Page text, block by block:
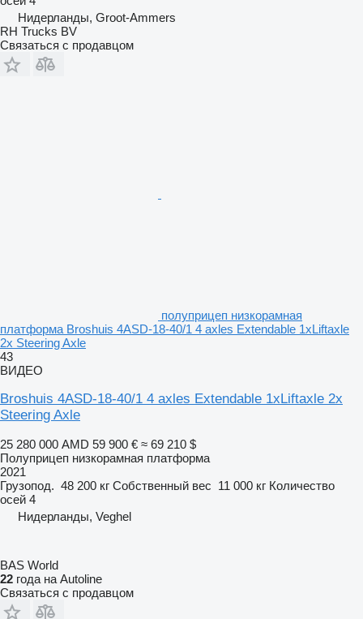
Нидерланды, Groot-Ammers
RH Trucks BV
Связаться с продавцом
полуприцеп низкорамная
платформа Broshuis 4ASD-18-40/1 4 axles Extendable 1xLiftaxle
2x Steering Axle
43
ВИДЕО
Broshuis 4ASD-18-40/1 4 axles Extendable 1xLiftaxle 2x
Steering Axle
25 280 000 AMD 59 900 € ≈ 69 210 $
Полуприцеп низкорамная платформа
2021
Грузопод. 48 200 кг Собственный вес 11 000 кг Количество
осей 4
Нидерланды, Veghel
BAS World
22 года на Autoline
Связаться с продавцом